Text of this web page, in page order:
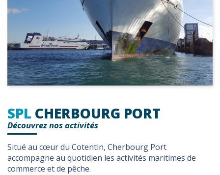
SPL CHERBOURG PORT
Découvrez nos activités
Situé au cœur du Cotentin, Cherbourg Port
accompagne au quotidien les activités maritimes de
commerce et de pêche.